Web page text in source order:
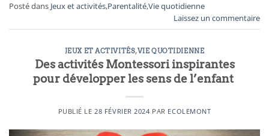
Posté dans Jeux et activités,Parentalité,Vie quotidienne
Laissez un commentaire
JEUX ET ACTIVITÉS,VIE QUOTIDIENNE
Des activités Montessori inspirantes
pour développer les sens de l’enfant
PUBLIÉ LE28 FÉVRIER 2024 PAR ECOLEMONT